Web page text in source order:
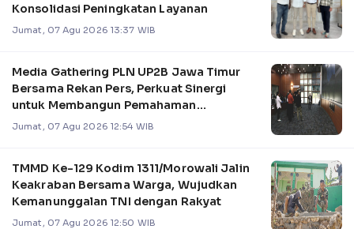
Konsolidasi Peningkatan Layanan
Jumat, 07 Agu 2026 13:37 WIB
Media Gathering PLN UP2B Jawa Timur
Bersama Rekan Pers, Perkuat Sinergi
untuk Membangun Pemahaman
Pengelolaan Sistem Kel
Jumat, 07 Agu 2026 12:54 WIB
TMMD Ke-129 Kodim 1311/Morowali Jalin
Keakraban Bersama Warga, Wujudkan
Kemanunggalan TNI dengan Rakyat
Jumat, 07 Agu 2026 12:50 WIB